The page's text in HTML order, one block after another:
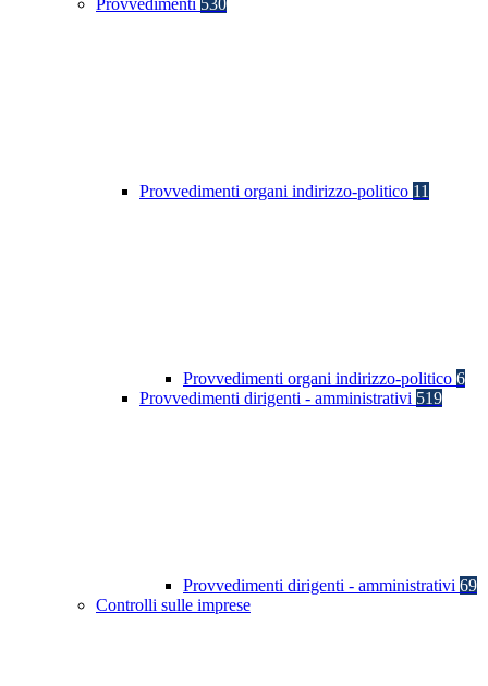
Provvedimenti 530
Provvedimenti organi indirizzo-politico 11
Provvedimenti organi indirizzo-politico 6
Provvedimenti dirigenti - amministrativi 519
Provvedimenti dirigenti - amministrativi 69
Controlli sulle imprese